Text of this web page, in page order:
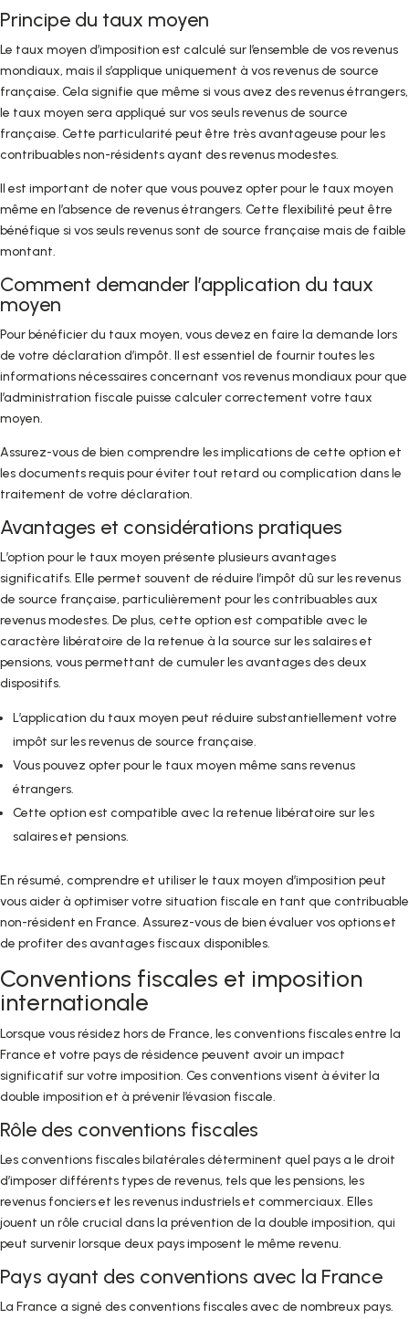
Principe du taux moyen
Le taux moyen d’imposition est calculé sur l’ensemble de vos revenus
mondiaux, mais il s’applique uniquement à vos revenus de source
française. Cela signifie que même si vous avez des revenus étrangers,
le taux moyen sera appliqué sur vos seuls revenus de source
française. Cette particularité peut être très avantageuse pour les
contribuables non-résidents ayant des revenus modestes.
Il est important de noter que vous pouvez opter pour le taux moyen
même en l’absence de revenus étrangers. Cette flexibilité peut être
bénéfique si vos seuls revenus sont de source française mais de faible
montant.
Comment demander l’application du taux
moyen
Pour bénéficier du taux moyen, vous devez en faire la demande lors
de votre déclaration d’impôt. Il est essentiel de fournir toutes les
informations nécessaires concernant vos revenus mondiaux pour que
l’administration fiscale puisse calculer correctement votre taux
moyen.
Assurez-vous de bien comprendre les implications de cette option et
les documents requis pour éviter tout retard ou complication dans le
traitement de votre déclaration.
Avantages et considérations pratiques
L’option pour le taux moyen présente plusieurs avantages
significatifs. Elle permet souvent de réduire l’impôt dû sur les revenus
de source française, particulièrement pour les contribuables aux
revenus modestes. De plus, cette option est compatible avec le
caractère libératoire de la retenue à la source sur les salaires et
pensions, vous permettant de cumuler les avantages des deux
dispositifs.
L’application du taux moyen peut réduire substantiellement votre
impôt sur les revenus de source française.
Vous pouvez opter pour le taux moyen même sans revenus
étrangers.
Cette option est compatible avec la retenue libératoire sur les
salaires et pensions.
En résumé, comprendre et utiliser le taux moyen d’imposition peut
vous aider à optimiser votre situation fiscale en tant que contribuable
non-résident en France. Assurez-vous de bien évaluer vos options et
de profiter des avantages fiscaux disponibles.
Conventions fiscales et imposition
internationale
Lorsque vous résidez hors de France, les conventions fiscales entre la
France et votre pays de résidence peuvent avoir un impact
significatif sur votre imposition. Ces conventions visent à éviter la
double imposition et à prévenir l’évasion fiscale.
Rôle des conventions fiscales
Les conventions fiscales bilatérales déterminent quel pays a le droit
d’imposer différents types de revenus, tels que les pensions, les
revenus fonciers et les revenus industriels et commerciaux. Elles
jouent un rôle crucial dans la prévention de la double imposition, qui
peut survenir lorsque deux pays imposent le même revenu.
Pays ayant des conventions avec la France
La France a signé des conventions fiscales avec de nombreux pays.